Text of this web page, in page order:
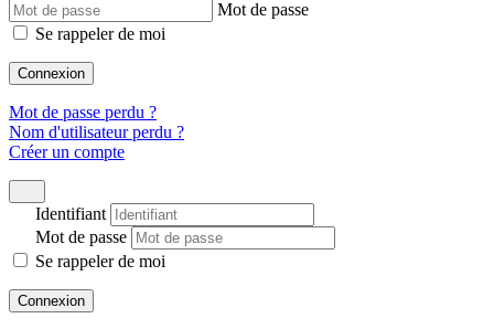
Mot de passe
Se rappeler de moi
Connexion
Mot de passe perdu ?
Nom d'utilisateur perdu ?
Créer un compte
Identifiant
Mot de passe
Se rappeler de moi
Connexion